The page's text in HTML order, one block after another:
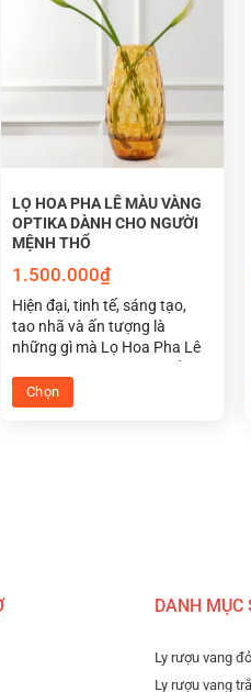
LỌ HOA PHA LÊ MÀU VÀNG
OPTIKA DÀNH CHO NGƯỜI
MỆNH THỔ
1.500.000₫
Hiện đại, tinh tế, sáng tạo,
tao nhã và ấn tượng là
những gì mà Lọ Hoa Pha Lê
hợp phong thủy cho người
mệnh thổ đem lại may mắn
Chọn
DANH MỤC
Ly rượu vang đỏ
Ly rượu vang